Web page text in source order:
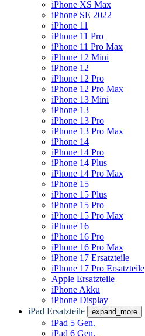
iPhone XS Max
iPhone SE 2022
iPhone 11
iPhone 11 Pro
iPhone 11 Pro Max
iPhone 12 Mini
iPhone 12
iPhone 12 Pro
iPhone 12 Pro Max
iPhone 13 Mini
iPhone 13
iPhone 13 Pro
iPhone 13 Pro Max
iPhone 14
iPhone 14 Pro
iPhone 14 Plus
iPhone 14 Pro Max
iPhone 15
iPhone 15 Plus
iPhone 15 Pro
iPhone 15 Pro Max
iPhone 16
iPhone 16 Pro
iPhone 16 Pro Max
iPhone 17 Ersatzteile
iPhone 17 Pro Ersatzteile
Apple Ersatzteile
iPhone Akku
iPhone Display
iPad Ersatzteile
expand_more
iPad 5 Gen.
iPad 6 Gen.